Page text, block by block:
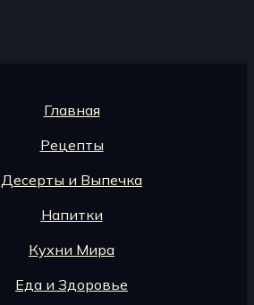
Главная
Рецепты
Десерты и Выпечка
Напитки
Кухни Мира
Еда и Здоровье